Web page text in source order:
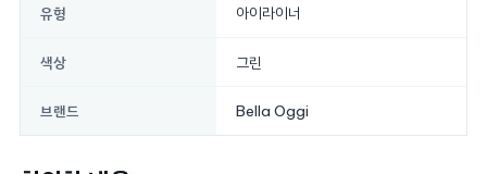
유형 아이라이너
색상 그린
브랜드 Bella Oggi